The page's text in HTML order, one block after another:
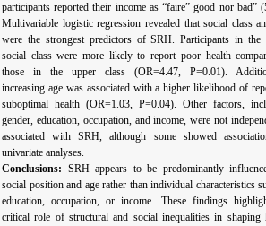
participants reported their income as “faire” good nor bad”
Multivariable logistic regression revealed that social class
were the strongest predictors of SRH. Participants in
social class were more likely to report poor health
those in the upper class (OR=4.47, P=0.01).
increasing age was associated with a higher likelihood of
suboptimal health (OR=1.03, P=0.04). Other factors,
gender, education, occupation, and income, were not
associated with SRH, although some showed
univariate analyses.
Conclusions:SRH appears to be predominantly
social position and age rather than individual characteristics
education, occupation, or income. These findings
critical role of structural and social inequalities in shaping